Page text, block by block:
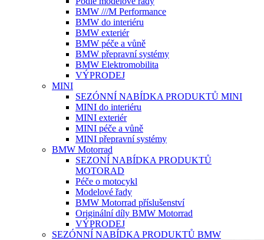
BMW ///M Performance
BMW do interiéru
BMW exteriér
BMW péče a vůně
BMW přepravní systémy
BMW Elektromobilita
VÝPRODEJ
MINI
SEZÓNNÍ NABÍDKA PRODUKTŮ MINI
MINI do interiéru
MINI exteriér
MINI péče a vůně
MINI přepravní systémy
BMW Motorrad
SEZONÍ NABÍDKA PRODUKTŮ
MOTORAD
Péče o motocykl
Modelové řady
BMW Motorrad příslušenství
Originální díly BMW Motorrad
VÝPRODEJ
SEZÓNNÍ NABÍDKA PRODUKTŮ BMW